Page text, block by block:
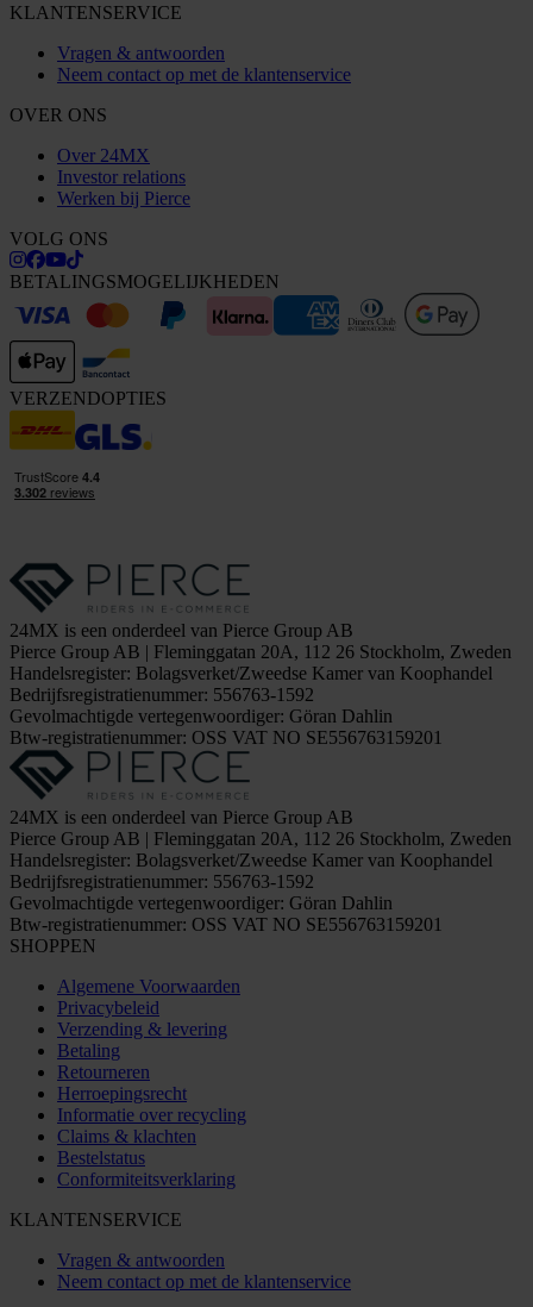
KLANTENSERVICE
Vragen & antwoorden
Neem contact op met de klantenservice
OVER ONS
Over 24MX
Investor relations
Werken bij Pierce
VOLG ONS
BETALINGSMOGELIJKHEDEN
VERZENDOPTIES
24MX is een onderdeel van Pierce Group AB
Pierce Group AB | Fleminggatan 20A, 112 26 Stockholm, Zweden
Handelsregister: Bolagsverket/Zweedse Kamer van Koophandel
Bedrijfsregistratienummer: 556763-1592
Gevolmachtigde vertegenwoordiger: Göran Dahlin
Btw-registratienummer: OSS VAT NO SE556763159201
24MX is een onderdeel van Pierce Group AB
Pierce Group AB | Fleminggatan 20A, 112 26 Stockholm, Zweden
Handelsregister: Bolagsverket/Zweedse Kamer van Koophandel
Bedrijfsregistratienummer: 556763-1592
Gevolmachtigde vertegenwoordiger: Göran Dahlin
Btw-registratienummer: OSS VAT NO SE556763159201
SHOPPEN
Algemene Voorwaarden
Privacybeleid
Verzending & levering
Betaling
Retourneren
Herroepingsrecht
Informatie over recycling
Claims & klachten
Bestelstatus
Conformiteitsverklaring
KLANTENSERVICE
Vragen & antwoorden
Neem contact op met de klantenservice